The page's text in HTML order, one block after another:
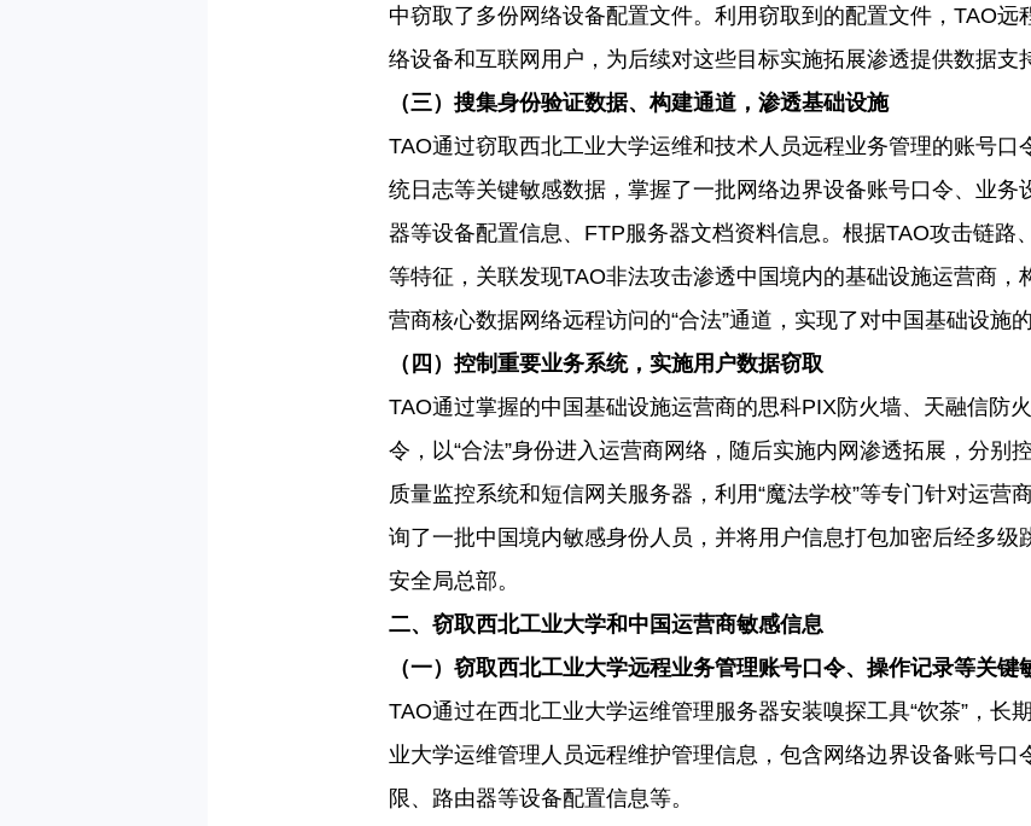
中窃取了多份网络设备配置文件。利用窃取到的配置文件， TAO远
络设备和互联网用户，为后续对这些目标实施拓展渗透提供数据支
（三）搜集身份验证数据、构建通道，渗透基础设施
TAO通过窃取西北工业大学运维和技术人员远程业务管理的账号口
统日志等关键敏感数据，掌握了一批网络边界设备账号口令、业务
器等设备配置信息、 FTP服务器文档资料信息。根据TAO攻击链路
等特征，关联发现TAO非法攻击渗透中国境内的基础设施运营商，
营商核心数据网络远程访问的“合法”通道，实现了对中国基础设施的
（四）控制重要业务系统，实施用户数据窃取
TAO通过掌握的中国基础设施运营商的思科PIX防火墙、天融信防
令，以“合法”身份进入运营商网络，随后实施内网渗透拓展，分别
质量监控系统和短信网关服务器，利用“魔法学校”等专门针对运营
询了一批中国境内敏感身份人员，并将用户信息打包加密后经多级
安全局总部。
二、窃取西北工业大学和中国运营商敏感信息
（一）窃取西北工业大学远程业务管理账号口令、操作记录等关键
TAO通过在西北工业大学运维管理服务器安装嗅探工具“饮茶”，长
业大学运维管理人员远程维护管理信息，包含网络边界设备账号口
限、路由器等设备配置信息等。